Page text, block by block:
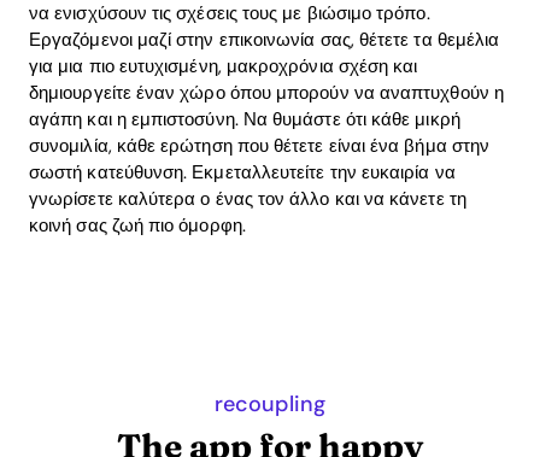
να ενισχύσουν τις σχέσεις τους με βιώσιμο τρόπο.
Εργαζόμενοι μαζί στην επικοινωνία σας, θέτετε τα θεμέλια
για μια πιο ευτυχισμένη, μακροχρόνια σχέση και
δημιουργείτε έναν χώρο όπου μπορούν να αναπτυχθούν η
αγάπη και η εμπιστοσύνη. Να θυμάστε ότι κάθε μικρή
συνομιλία, κάθε ερώτηση που θέτετε είναι ένα βήμα στην
σωστή κατεύθυνση. Εκμεταλλευτείτε την ευκαιρία να
γνωρίσετε καλύτερα ο ένας τον άλλο και να κάνετε τη
κοινή σας ζωή πιο όμορφη.
recoupling
The app for happy